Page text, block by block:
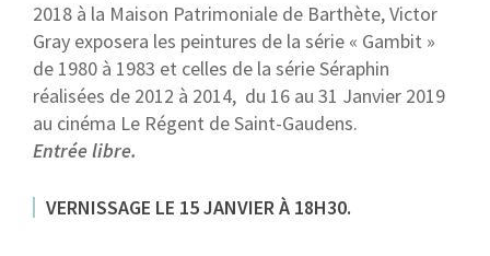
2018 à la Maison Patrimoniale de Barthète, Victor
Gray exposera les peintures de la série « Gambit »
de 1980 à 1983 et celles de la série Séraphin
réalisées de 2012 à 2014, du 16 au 31 Janvier 2019
au cinéma Le Régent de Saint-Gaudens.
Entrée libre.
VERNISSAGE LE 15 JANVIER À 18H30.